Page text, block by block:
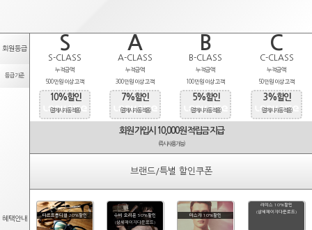
회원등급 S A B C
S-CLASS A-CLASS B-CLASS C-CLASS
등급기준
누적금액
500만원 이상 고객
누적금액
300만원 이상 고객
누적금액
100만원 이상 고객
누적금액
50만원 이상 고객
혜택안내
10%할인
(결제시 자동적용)
7%할인
(결제시 자동적용)
5%할인
(결제시 자동적용)
3%할인
(결제시 자동적용)
회원 가입시 10,000원 적립금 지급
(즉시사용가능)
브랜드/특별 할인쿠폰
타르트옵티컬 20%할인
수비 오리온 50%할인
(상세페이지다운로드)
마스카 10%할인
라피스 10%할인
(상세페이지다운로드)